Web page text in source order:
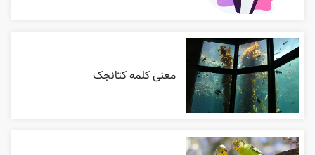
معنی کلمه کتانجک